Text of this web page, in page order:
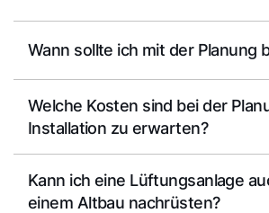
Wann sollte ich mit der Planung
Welche Kosten sind bei der
Installation zu erwarten?
Kann ich eine Lüftungsanlage
einem Altbau nachrüsten?